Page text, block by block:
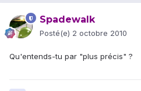
Spadewalk
Posté(e) 2 octobre 2010
Qu'entends-tu par "plus précis" ?